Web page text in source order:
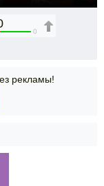
0
рекламы!